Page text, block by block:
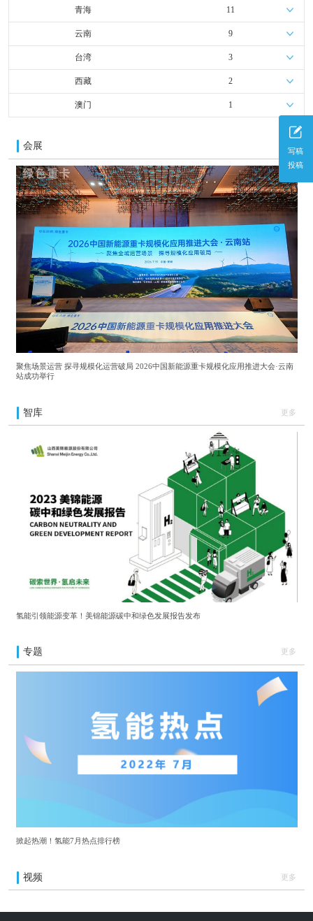
写稿
投稿
青海 11
云南 9
台湾 3
西藏 2
澳门 1
会展 更多
聚焦场景运营 探寻规模化运营破局 2026中国新能源重卡规模化应用推进大会·云南
站成功举行
智库 更多
氢能引领能源变革！美锦能源碳中和绿色发展报告发布
专题 更多
掀起热潮！氢能7月热点排行榜
视频 更多